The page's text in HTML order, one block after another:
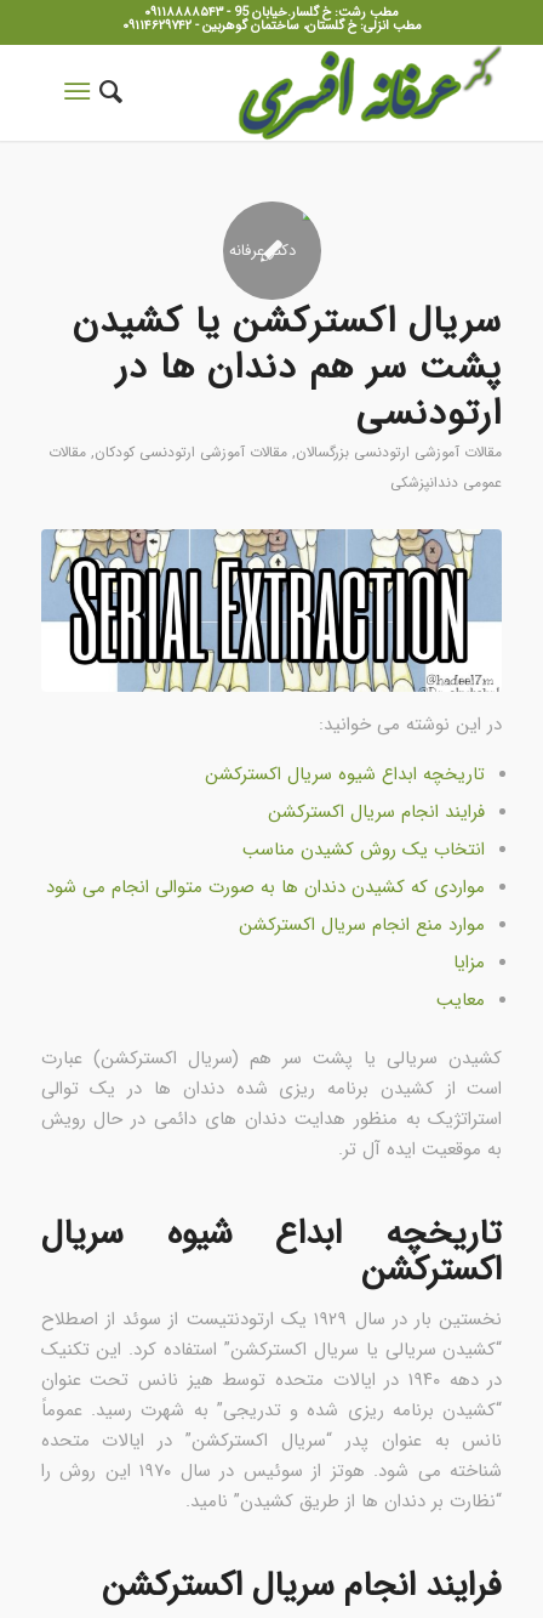
مطب رشت: خ گلسار.خیابان 95 - ۰۹۱۱۸۸۸۸۵۴۳
مطب انزلی: خ گلستان، ساختمان گوهربین - ۰۹۱۱۴۶۲۹۷۴۲
سریال اکسترکشن یا کشیدن
پشت سر هم دندان ها در
ارتودنسی
مقالات آموزشی ارتودنسی بزرگسالان, مقالات آموزشی ارتودنسی کودکان, مقالات
عمومی دندانپزشکی
در این نوشته می خوانید:
تاریخچه ابداع شیوه سریال اکسترکشن
فرایند انجام سریال اکسترکشن
انتخاب یک روش کشیدن مناسب
مواردی که کشیدن دندان ها به صورت متوالی انجام می شود
موارد منع انجام سریال اکسترکشن
مزایا
معایب
کشیدن سریالی یا پشت سر هم (سریال اکسترکشن) عبارت
است از کشیدن برنامه ریزی شده دندان ها در یک توالی
استراتژیک به منظور هدایت دندان های دائمی در حال رویش
به موقعیت ایده آل تر.
تاریخچه ابداع شیوه سریال
اکسترکشن
نخستین بار در سال ۱۹۲۹ یک ارتودنتیست از سوئد از اصطلاح
“کشیدن سریالی یا سریال اکسترکشن” استفاده کرد. این تکنیک
در دهه ۱۹۴۰ در ایالات متحده توسط هیز نانس تحت عنوان
“کشیدن برنامه ریزی شده و تدریجی” به شهرت رسید. عموماً
نانس به عنوان پدر “سریال اکسترکشن” در ایالات متحده
شناخته می شود. هوتز از سوئیس در سال ۱۹۷۰ این روش را
“نظارت بر دندان ها از طریق کشیدن” نامید.
فرایند انجام سریال اکسترکشن